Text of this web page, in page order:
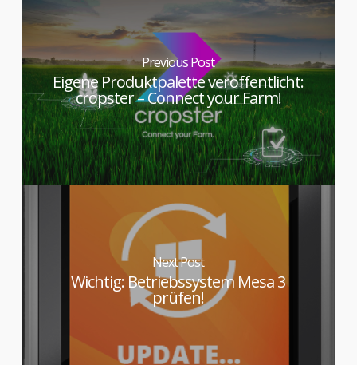
Previous Post
Eigene Produktpalette veröffentlicht:
cropster – Connect your Farm!
Next Post
Wichtig: Betriebssystem Mesa 3
prüfen!